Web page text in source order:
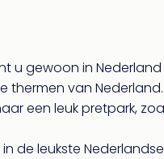
u gewoon in Nederland
thermen van Nederland.
een leuk pretpark,
de leukste